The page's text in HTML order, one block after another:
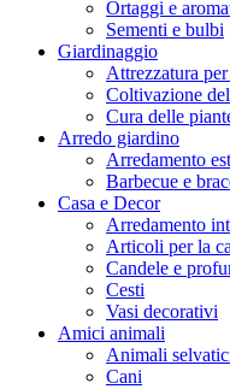
Ortaggi e
Sementi e bulbi
Giardinaggio
Attrezzatura
Coltivazione
Cura delle
Arredo giardino
Arredamento
Barbecue e
Casa e Decor
Arredamento
Articoli per la
Candele e
Cesti
Vasi decorativi
Amici animali
Animali
Cani